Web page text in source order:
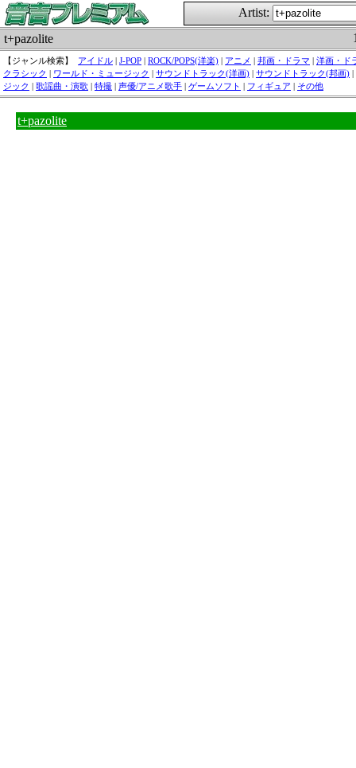
Artist:
t+pazolite
【ジャンル検索】 アイドル | J-POP | ROCK/POPS(洋楽) | アニメ | 邦画・ドラマ | 洋画・ド
クラシック | ワールド・ミュージック | サウンドトラック(洋画) | サウンドトラック(邦画) |
ジック | 歌謡曲・演歌 | 特撮 | 声優/アニメ歌手 | ゲームソフト | フィギュア | その他
t+pazolite